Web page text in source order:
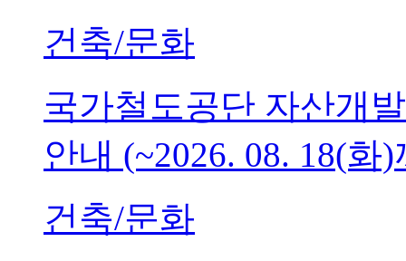
건축/문화
국가철도공단 자산개
안내 (~2026. 08. 18(화
건축/문화